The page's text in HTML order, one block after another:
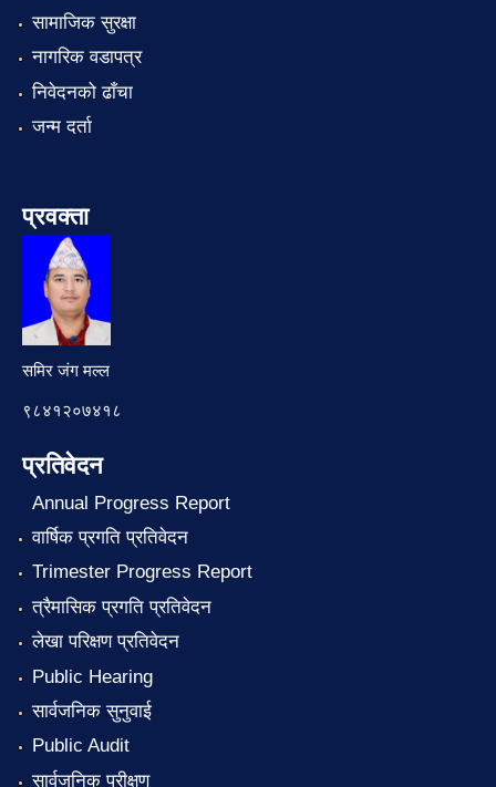
सामाजिक सुरक्षा
नागरिक वडापत्र
निवेदनको ढाँचा
जन्म दर्ता
प्रवक्ता
समिर जंग मल्ल
९८४१२०७४१८
प्रतिवेदन
Annual Progress Report
वार्षिक प्रगति प्रतिवेदन
Trimester Progress Report
त्रैमासिक प्रगति प्रतिवेदन
लेखा परिक्षण प्रतिवेदन
Public Hearing
सार्वजनिक सुनुवाई
Public Audit
सार्वजनिक परीक्षण